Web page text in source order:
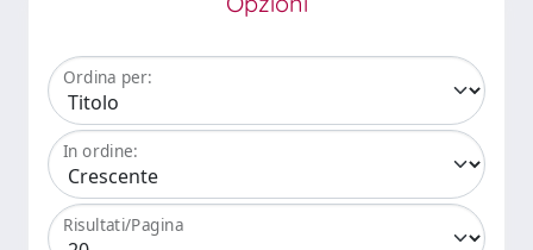
Ordina per:
In ordine:
Risultati/Pagina